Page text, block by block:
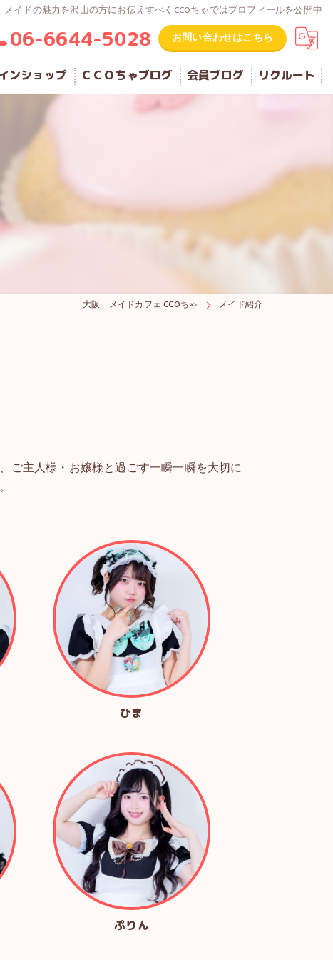
メイドの魅力を沢山の方にお伝えすべくCCOちゃではプロフィールを公開中
06-6644-5028 お問い合わせはこちら
ンショップ ＣＣＯちゃブログ 会員ブログ リクルート
大阪 メイドカフェ CCOちゃ メイド紹介
ご主人様・お嬢様と過ごす一瞬一瞬を大切に
ひま
ぷりん